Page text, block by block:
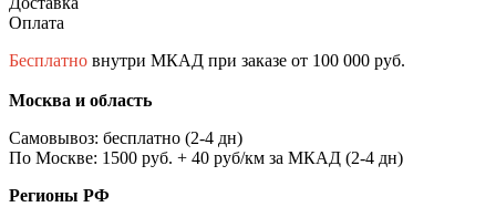
Оплата
Бесплатно внутри МКАД при заказе от 100 000 руб.
Москва и область
Самовывоз: бесплатно (2-4 дн)
По Москве: 1500 руб. + 40 руб/км за МКАД (2-4 дн)
Регионы РФ